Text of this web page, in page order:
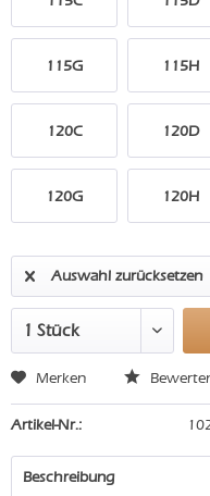
115G 115H
120C 120D
120G 120H
Auswahl zurücksetzen
Merken
Artikel-Nr.:
Beschreibung